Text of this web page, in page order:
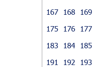
167
168 169
175
176 177
183
184 185
191
192 193